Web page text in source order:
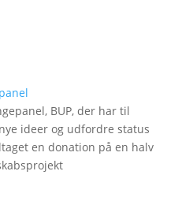
BUP, der har til
ideer og udfordre status
en donation på en halv